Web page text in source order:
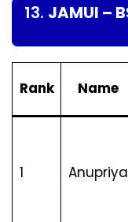
13. JAMUI –
Rank Name
1 Anupriya